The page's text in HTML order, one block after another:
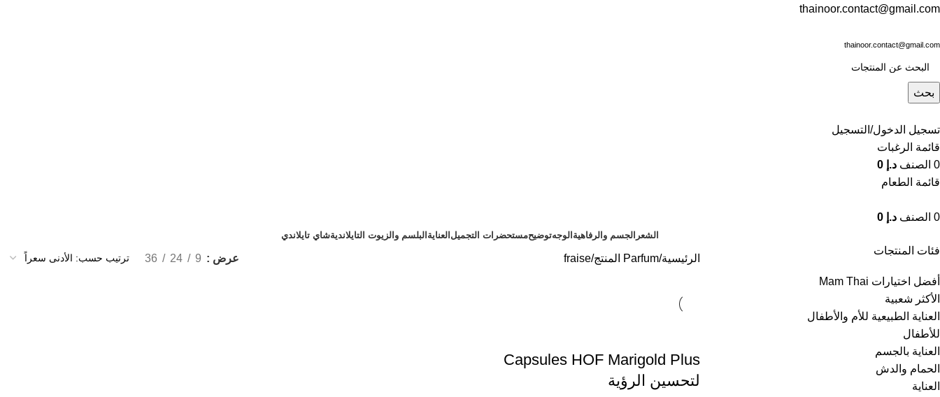
thainoor.contact@gmail.com
thainoor.contact@gmail.com
بحث
تسجيل الدخول/التسجيل
قائمة الرغبات
0 الصنف د.إ
قائمة الطعام
0 الصنف د.إ
الشعر الجسم والرفاهية الوجهتوضيحمستحضرات التجميل العناية البلسم والزيوت التايلانديةشاي تايلاندي
فئات المنتجات
أفضل اختيارات Mam Thai
الأكثر شعبية
العناية الطبيعية للأم والأطفال
للأطفال
العناية بالجسم
الحمام والدش
العناية
الرئيسية Parfum المنتج fraise عرض 9
24
36
Capsules HOF Marigold Plus
لتحسين الرؤية